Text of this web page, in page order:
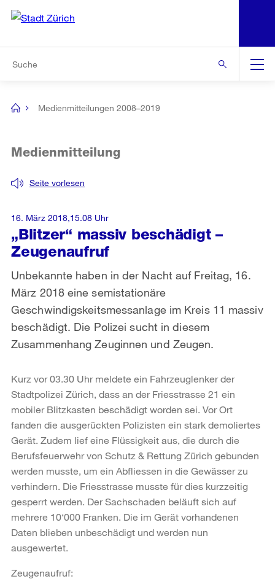
Navigation
[no
Medienmitteilungen 2008–2019
„Blitzer“ massiv beschädigt –
Zeugenaufruf
Seite vorlesen
Medienmitteilung
Unbekannte haben in der Nacht auf Freitag, 16.
März 2018 eine semistationäre
Geschwindigskeitsmessanlage im Kreis 11 massiv
beschädigt. Die Polizei sucht in diesem
Zusammenhang Zeuginnen und Zeugen.
16. März 2018,15.08 Uhr
Kurz vor 03.30 Uhr meldete ein Fahrzeuglenker der
Stadtpolizei Zürich, dass an der Friesstrasse 21 ein
mobiler Blitzkasten beschädigt worden sei. Vor Ort
fanden die ausgerückten Polizisten ein stark demoliertes
Gerät. Zudem lief eine Flüssigkeit aus, die durch die
Berufsfeuerwehr von Schutz & Rettung Zürich gebunden
werden musste, um ein Abfliessen in die Gewässer zu
verhindern. Die Friesstrasse musste für dies kurzzeitig
gesperrt werden. Der Sachschaden beläuft sich auf
mehrere 10‘000 Franken. Die im Gerät vorhandenen
Daten blieben unbeschädigt und werden nun
ausgewertet.
Zeugenaufruf: